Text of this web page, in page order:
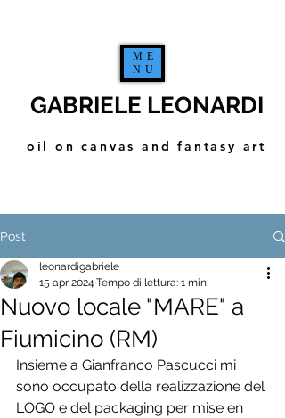
GABRIELE LEONARDI
oil on canvas and fantasy art
ART GALLERY
ME
NU
Post
Nuovo locale "MARE" a
Fiumicino (RM)
leonardigabriele
15 apr 2024 Tempo di lettura: 1 min
Insieme a Gianfranco Pascucci mi
sono occupato della realizzazione del
LOGO e del packaging per mise en